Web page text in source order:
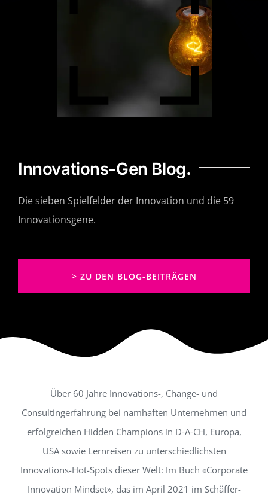
Innovations-Gen Blog.
Die sieben Spielfelder der Innovation und die 59
Innovationsgene.
> ZU DEN BLOG-BEITRÄGEN
Über 60 Jahre Innovations-, Change- und
Consultingerfahrung bei namhaften Unternehmen und
erfolgreichen Hidden Champions in D-A-CH, Europa,
USA sowie Lernreisen zu unterschiedlichsten
Innovations-Hot-Spots dieser Welt: Im Buch «Corporate
Innovation Mindset», das im April 2021 im Schäffer-